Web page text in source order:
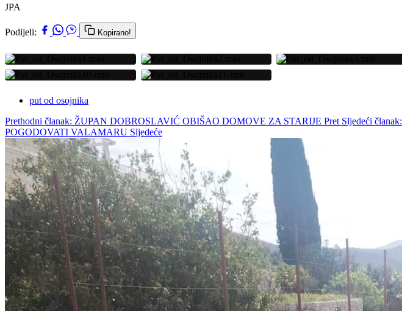
JPA
Podijeli: Kopirano!
put od osojnika
Prethodni članak: ŽUPAN DOBROSLAVIĆ OBIŠAO DOMOVE ZA STARIJE Pret Sljedeći
POGODOVATI VALAMARU Sljedeće